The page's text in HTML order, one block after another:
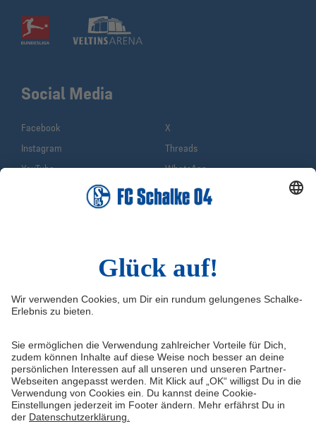
Service & Kontakt
Erklärung zur Barrierefreiheit
Medienportal
Datenschutz
Haftungsausschluss
Tickets
VELTINS-Arena
Knappenschmiede
ERWIN buchen
Social Media
Facebook
X
Instagram
Threads
YouTube
WhatsApp
Sina Weibo